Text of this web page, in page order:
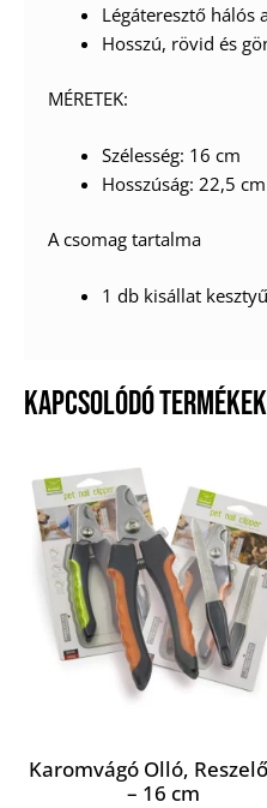
Légáteresztő hálós
Hosszú, rövid és
MÉRETEK:
Szélesség: 16 cm
Hosszúság: 22,5 cm
A csomag tartalma
1 db kisállat kesztyű
KAPCSOLÓDÓ TERMÉKEK
Karomvágó Olló,
– 16 cm